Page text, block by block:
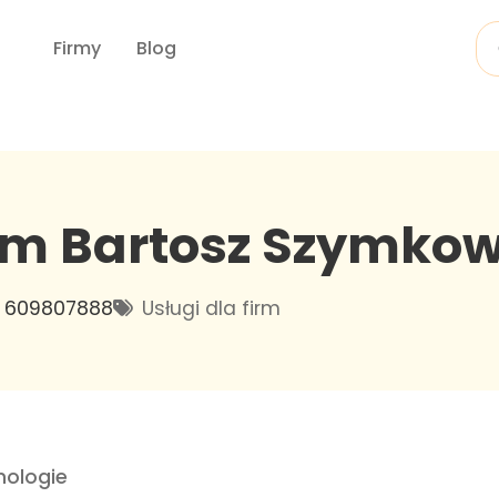
Firmy Blog
Bartosz
609807888 Usługi dla firm